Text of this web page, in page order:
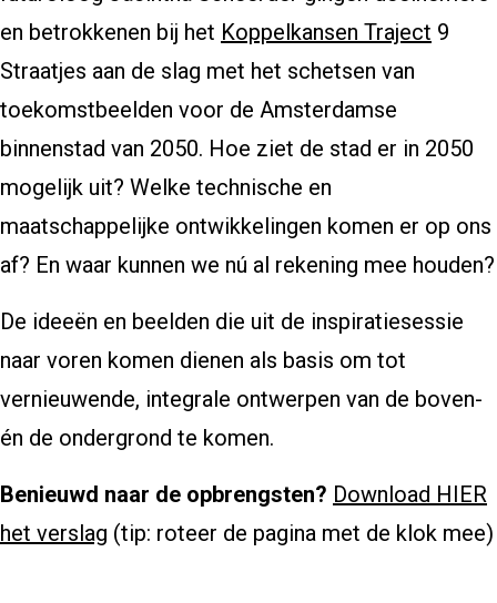
en betrokkenen bij het Koppelkansen Traject 9
Straatjes aan de slag met het schetsen van
toekomstbeelden voor de Amsterdamse
binnenstad van 2050. Hoe ziet de stad er in 2050
mogelijk uit? Welke technische en
maatschappelijke ontwikkelingen komen er op ons
af? En waar kunnen we nú al rekening mee houden?
De ideeën en beelden die uit de inspiratiesessie
naar voren komen dienen als basis om tot
vernieuwende, integrale ontwerpen van de boven-
én de ondergrond te komen.
Benieuwd naar de opbrengsten? Download HIER
het verslag (tip: roteer de pagina met de klok mee)